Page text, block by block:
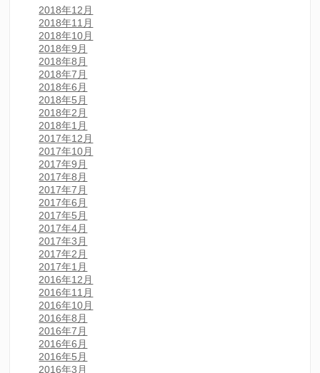
2018年12月
2018年11月
2018年10月
2018年9月
2018年8月
2018年7月
2018年6月
2018年5月
2018年2月
2018年1月
2017年12月
2017年10月
2017年9月
2017年8月
2017年7月
2017年6月
2017年5月
2017年4月
2017年3月
2017年2月
2017年1月
2016年12月
2016年11月
2016年10月
2016年8月
2016年7月
2016年6月
2016年5月
2016年3月